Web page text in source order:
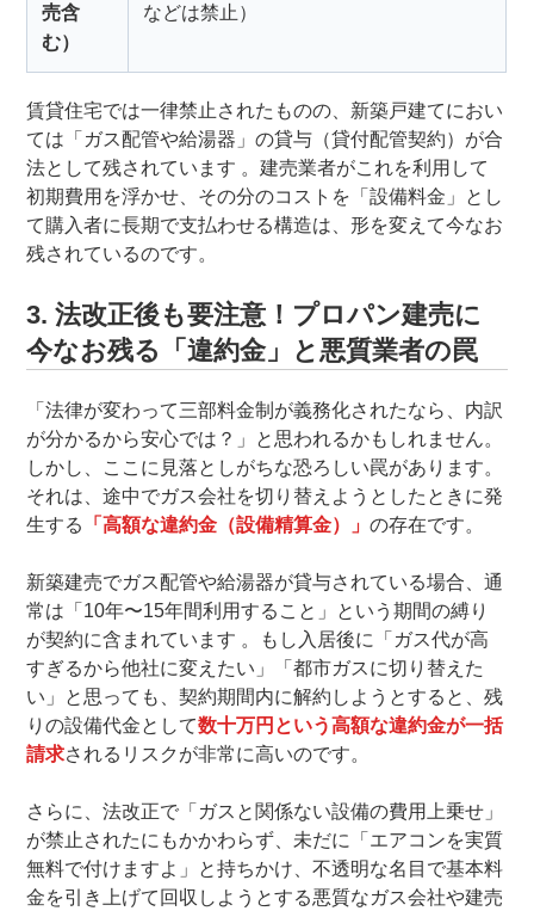
売含
む）
などは禁止）
賃貸住宅では一律禁止されたものの、新築戸建てにおい
ては「ガス配管や給湯器」の貸与（貸付配管契約）が合
法として残されています 。建売業者がこれを利用して
初期費用を浮かせ、その分のコストを「設備料金」とし
て購入者に長期で支払わせる構造は、形を変えて今なお
残されているのです。
3. 法改正後も要注意！プロパン建売に
今なお残る「違約金」と悪質業者の罠
「法律が変わって三部料金制が義務化されたなら、内訳
が分かるから安心では？」と思われるかもしれません。
しかし、ここに見落としがちな恐ろしい罠があります。
それは、途中でガス会社を切り替えようとしたときに発
生する
「高額な違約金（設備精算金）」の存在です。
新築建売でガス配管や給湯器が貸与されている場合、通
常は「10年〜15年間利用すること」という期間の縛り
が契約に含まれています 。もし入居後に「ガス代が高
すぎるから他社に変えたい」「都市ガスに切り替えた
い」と思っても、契約期間内に解約しようとすると、残
りの設備代金として数十万円という高額な違約金が一括
請求されるリスクが非常に高いのです。
さらに、法改正で「ガスと関係ない設備の費用上乗せ」
が禁止されたにもかかわらず、未だに「エアコンを実質
無料で付けますよ」と持ちかけ、不透明な名目で基本料
金を引き上げて回収しようとする悪質なガス会社や建売